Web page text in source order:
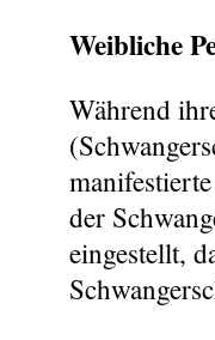
Weibliche
Während
der
eingestellt,